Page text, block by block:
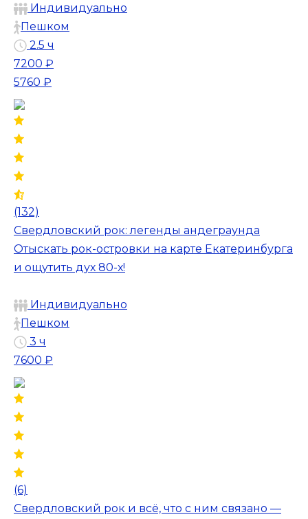
Индивидуально
Пешком
2.5 ч
7200 ₽
5760 ₽
(132)
Свердловский рок: легенды андеграунда
Отыскать рок-островки на карте Екатеринбурга
и ощутить дух 80-х!
Индивидуально
Пешком
3 ч
7600 ₽
(6)
Свердловский рок и всё, что с ним связано —